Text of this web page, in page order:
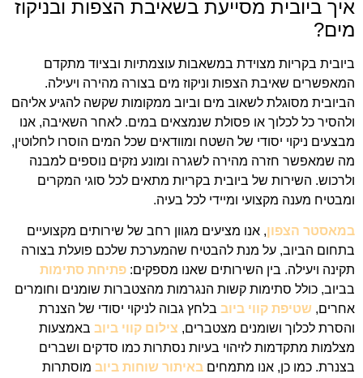
איך ביובית מסייעת בשאיבת הצפות ובניקוז
מים?
ביובית בקריות מצוידת במשאבות עוצמתיות ובציוד מתקדם
המאפשרים שאיבת הצפות וניקוז מים בצורה מהירה ויעילה.
הביובית מסוגלת לשאוב מים וביוב ממקומות שקשה להגיע אליהם
ולהסיר כל לכלוך או פסולת שנמצאים במים. לאחר השאיבה, אנו
מבצעים ניקוי יסודי של השטח ומוודאים שכל המים הוסרו לחלוטין,
מה שמאפשר חזרה מהירה לשגרה ומונע נזקים נוספים למבנה
ולרכוש. השירות של ביובית בקריות מתאים לכל סוגי המקרים
ומבטיח מענה מקצועי ומיידי לכל בעיה.
במאסטר הצפון, אנו מציעים מגוון רחב של שירותים מקצועיים
בתחום הביוב, על מנת להבטיח שהמערכת שלכם פועלת בצורה
תקינה ויעילה. בין השירותים שאנו מספקים: פתיחת סתימות
בביוב, כולל סתימות קשות הנגרמות מהצטברות שומנים וחומרים
אחרים, שטיפת קווי ביוב בלחץ גבוה לניקוי יסודי של הצנרת
והסרת לכלוך ושומנים מצטברים, צילום קווי ביוב באמצעות
מצלמות מתקדמות לזיהוי בעיות נסתרות כמו סדקים ושברים
בצנרת. כמו כן, אנו מתמחים באיתור שוחות ביוב מוסתרות